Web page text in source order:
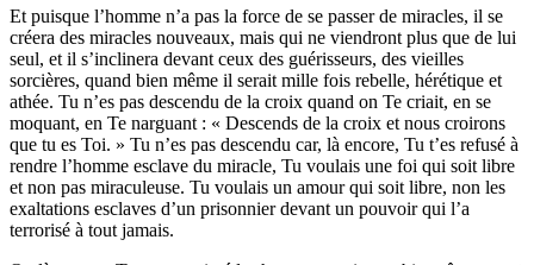
Et puisque l’homme n’a pas la force de se passer de miracles, il se
créera des miracles nouveaux, mais qui ne viendront plus que de lui
seul, et il s’inclinera devant ceux des guérisseurs, des vieilles
sorcières, quand bien même il serait mille fois rebelle, hérétique et
athée. Tu n’es pas descendu de la croix quand on Te criait, en se
moquant, en Te narguant : « Descends de la croix et nous croirons
que tu es Toi. » Tu n’es pas descendu car, là encore, Tu t’es refusé à
rendre l’homme esclave du miracle, Tu voulais une foi qui soit libre
et non pas miraculeuse. Tu voulais un amour qui soit libre, non les
exaltations esclaves d’un prisonnier devant un pouvoir qui l’a
terrorisé à tout jamais.